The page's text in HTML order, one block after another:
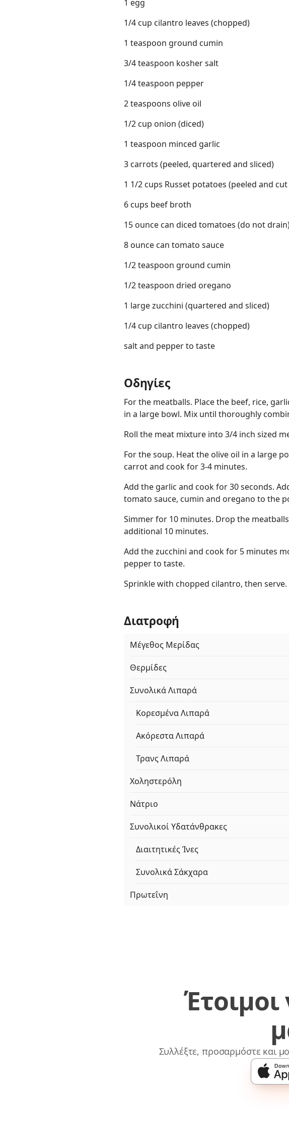
1 egg
1/4 cup cilantro leaves (chopped)
1 teaspoon ground cumin
3/4 teaspoon kosher salt
1/4 teaspoon pepper
2 teaspoons olive oil
1/2 cup onion (diced)
1 teaspoon minced garlic
3 carrots (peeled, quartered and sliced)
1 1/2 cups Russet potatoes (peeled and
6 cups beef broth
15 ounce can diced tomatoes (do not
8 ounce can tomato sauce
1/2 teaspoon ground cumin
1/2 teaspoon dried oregano
1 large zucchini (quartered and sliced)
1/4 cup cilantro leaves (chopped)
salt and pepper to taste
Οδηγίες
For the meatballs. Place the beef, rice,
in a large bowl. Mix until thoroughly
Roll the meat mixture into 3/4 inch sized
For the soup. Heat the olive oil in a large
carrot and cook for 3-4 minutes.
Add the garlic and cook for 30 seconds.
tomato sauce, cumin and oregano to the
Simmer for 10 minutes. Drop the
additional 10 minutes.
Add the zucchini and cook for 5 minutes
pepper to taste.
Sprinkle with chopped cilantro, then serve.
Διατροφή
Μέγεθος Μερίδας
Θερμίδες
Συνολικά Λιπαρά
Κορεσμένα Λιπαρά
Ακόρεστα Λιπαρά
Τρανς Λιπαρά
Χοληστερόλη
Νάτριο
Συνολικοί Υδατάνθρακες
Διαιτητικές Ίνες
Συνολικά Σάκχαρα
Πρωτεΐνη
Έτοιμοι
Συλλέξτε, προσαρμόστε και